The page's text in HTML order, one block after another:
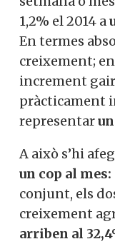
1,2% el 2014 a
En termes
creixement;
increment
pràcticament
representar
A això s’hi
un cop al mes:
conjunt, els
creixement
arriben al